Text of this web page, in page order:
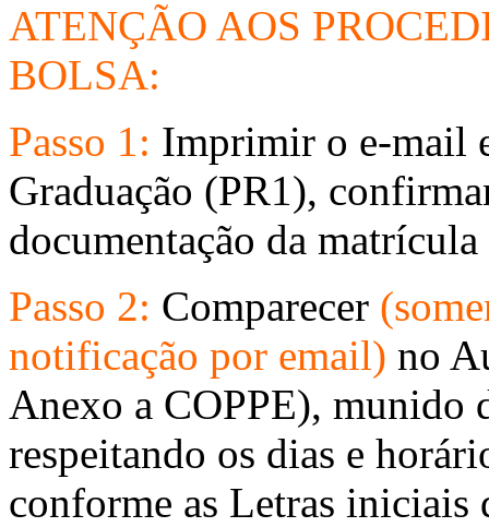
ATENÇÃO AOS
BOLSA:
Passo 1: Imprimir o e-mail
Graduação (PR1),
documentação da matrícula
Passo 2: Comparecer
notificação por email) no
Anexo a COPPE), munido
respeitando os dias e
conforme as Letras iniciais